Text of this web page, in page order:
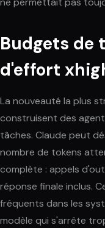
Budgets de
d'effort
La nouveauté la plus
construisent des
tâches. Claude peut
nombre de tokens
complète : appels
réponse finale inclus.
fréquents dans les
modèle qui s'arrête